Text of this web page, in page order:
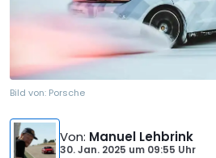
Bild von: Porsche
Von: Manuel Lehbrink
30. Jan. 2025 um 09:55 Uhr